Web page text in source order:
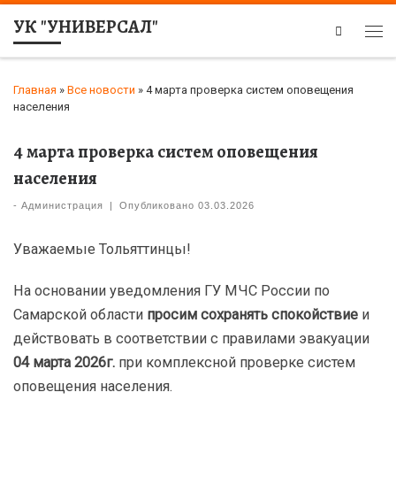
УК "УНИВЕРСАЛ" Search
Главная » Все новости » 4 марта проверка систем оповещения
населения
4 марта проверка систем оповещения
населения
- Администрация | Опубликовано03.03.2026
Уважаемые Тольяттинцы!
На основании уведомления ГУ МЧС России по
Самарской области просим сохранять спокойствие и
действовать в соответствии с правилами эвакуации
04 марта 2026г. при комплексной проверке систем
оповещения населения.